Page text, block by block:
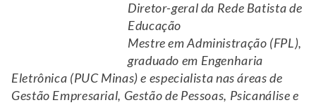
Diretor-geral da Rede Batista de
Educação
Mestre em Administração (FPL),
graduado em Engenharia
Eletrônica (PUC Minas) e especialista nas áreas de
Gestão Empresarial, Gestão de Pessoas, Psicanálise e